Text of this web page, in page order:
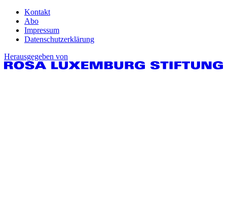
Kontakt
Abo
Impressum
Datenschutzerklärung
Herausgegeben von